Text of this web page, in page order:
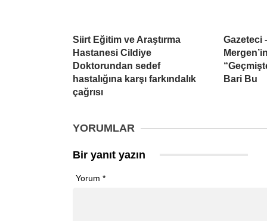
Siirt Eğitim ve Araştırma
Hastanesi Cildiye
Doktorundan sedef
hastalığına karşı farkındalık
çağrısı
Gazeteci
Bari Bu
YORUMLAR
Bir yanıt yazın
Yorum *